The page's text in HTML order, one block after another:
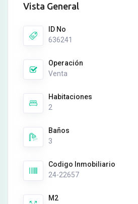
Vista General
ID No
636241
Operación
Venta
Habitaciones
2
Baños
3
Codigo Inmobiliario
24-22657
M2